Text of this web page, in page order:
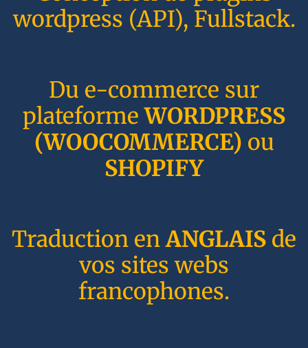
wordpress (API), Fullstack.
Du e-commerce sur
plateformeWORDPRESS
(WOOCOMMERCE) ou
SHOPIFY
Traduction enANGLAIS de
vos sites webs
francophones.